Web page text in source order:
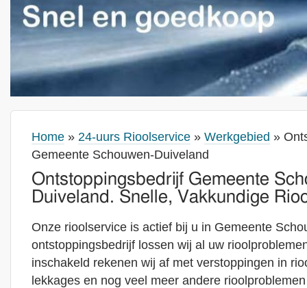
Home » 24-uurs Rioolservice » Werkgebied »
Gemeente Schouwen-Duiveland
Ontstoppingsbedrijf Gemeente
Duiveland. Snelle, Vakkundige
Onze rioolservice is actief bij u in Gemeente
ontstoppingsbedrijf lossen wij al uw
inschakeld rekenen wij af met verstoppingen in
lekkages en nog veel meer andere